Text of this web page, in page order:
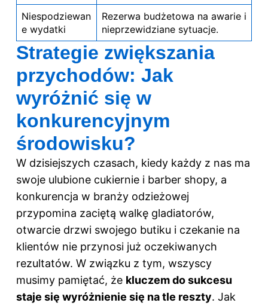
Niespodziewan
e wydatki
Rezerwa budżetowa na awarie i
nieprzewidziane sytuacje.
Strategie zwiększania
przychodów: Jak
wyróżnić się w
konkurencyjnym
środowisku?
W dzisiejszych czasach, kiedy każdy z nas ma
swoje ulubione cukiernie i barber shopy, a
konkurencja w branży odzieżowej
przypomina zaciętą walkę gladiatorów,
otwarcie drzwi swojego butiku i czekanie na
klientów nie przynosi już oczekiwanych
rezultatów. W związku z tym, wszyscy
musimy pamiętać, że kluczem do sukcesu
staje się wyróżnienie się na tle reszty. Jak